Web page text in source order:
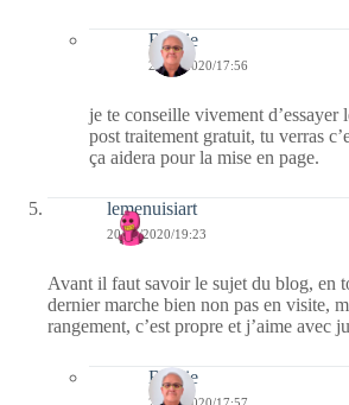
Bernie
21/04/2020/17:56
je te conseille vivement d’essayer
post traitement gratuit, tu verras
ça aidera pour la mise en page.
lemenuisiart
20/04/2020/19:23
Avant il faut savoir le sujet du blog, en
dernier marche bien non pas en visite,
rangement, c’est propre et j’aime avec
Bernie